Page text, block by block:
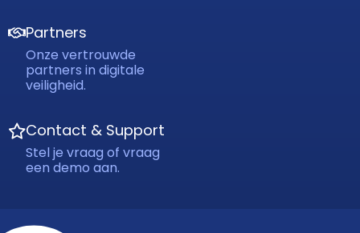
Partners
Onze vertrouwde
partners in digitale
veiligheid.
Contact & Support
Stel je vraag of vraag
een demo aan.